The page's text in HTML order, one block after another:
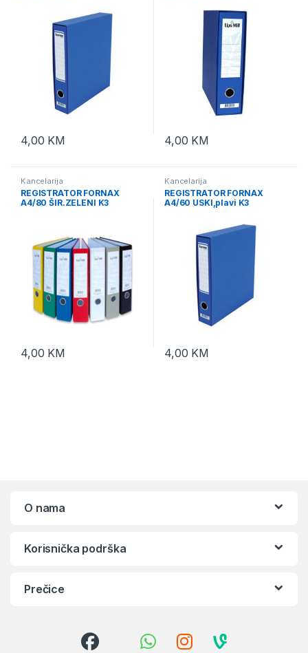
4,00 KM 4,00 KM
Kancelarija
REGISTRATOR FORNAX
A4/80 ŠIR.ZELENI K3
4,00 KM
Kancelarija
REGISTRATOR FORNAX
A4/60 USKI,plavi K3
4,00 KM
O nama
Korisnička podrška
Prečice